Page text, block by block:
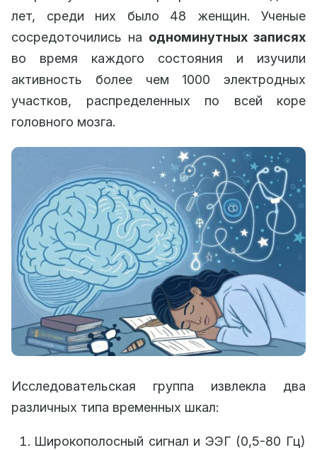
лет, среди них было 48 женщин. Ученые
сосредоточились на одноминутных записях
во время каждого состояния и изучили
активность более чем 1000 электродных
участков, распределенных по всей коре
головного мозга.
Исследовательская группа извлекла два
различных типа временных шкал:
Широкополосный сигнал и ЭЭГ (0,5-80 Гц)